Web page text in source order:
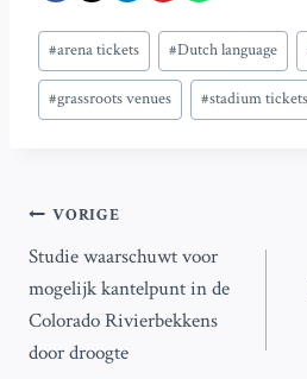
Bericht
tags:
#arena tickets #Dutch language
#grassroots venues #stadium tickets
Bericht
navigatie
VORIGE
Studie waarschuwt voor
mogelijk kantelpunt in de
Colorado Rivierbekkens
door droogte